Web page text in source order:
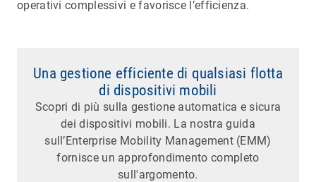
operativi complessivi e favorisce l’efficienza.
Una gestione efficiente di qualsiasi flotta
di dispositivi mobili
Scopri di più sulla gestione automatica e sicura
dei dispositivi mobili. La nostra guida
sull’Enterprise Mobility Management (EMM)
fornisce un approfondimento completo
sull'argomento.